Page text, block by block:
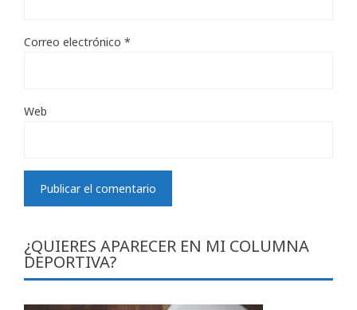
Correo electrónico *
Web
¿QUIERES APARECER EN MI COLUMNA
DEPORTIVA?